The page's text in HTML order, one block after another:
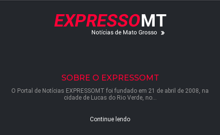
SOBRE O EXPRESSOMT
O Portal de Notícias EXPRESSOMT foi fundado em 21 de abril de 2008, na
cidade de Lucas do Rio Verde, no...
Continue lendo